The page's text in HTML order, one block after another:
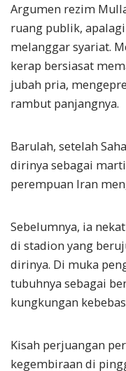
Argumen rezim
ruang publik,
melanggar syariat.
kerap bersiasat
jubah pria,
rambut panjangnya.
Barulah, setelah
dirinya sebagai
perempuan Iran
Sebelumnya, ia
di stadion yang
dirinya. Di muka
tubuhnya sebagai
kungkungan
Kisah perjuangan
kegembiraan di